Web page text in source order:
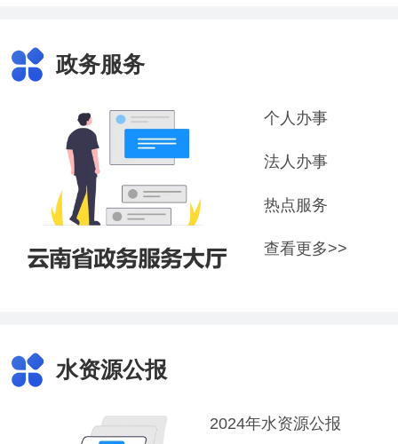
政务服务
个人办事
法人办事
热点服务
查看更多>>
水资源公报
2024年水资源公报